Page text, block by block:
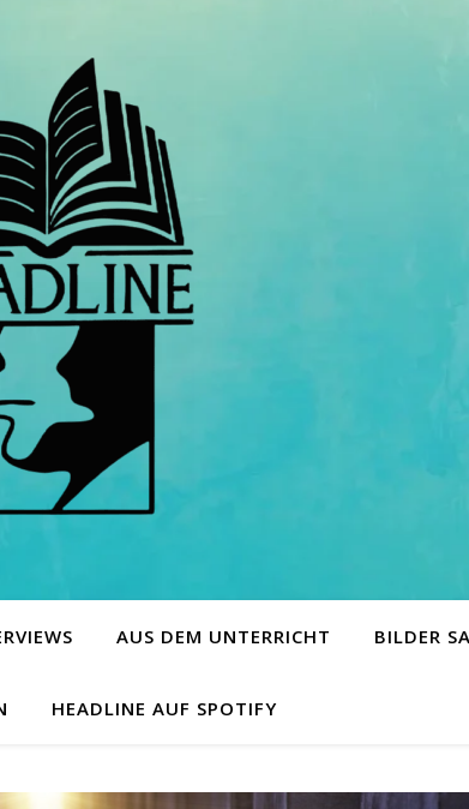
AUS DEM UNTERRICHT BILDER
HEADLINE AUF SPOTIFY